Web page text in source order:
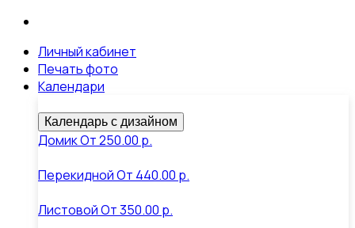
Личный кабинет
Печать фото
Календари
Календарь с дизайном
ДомикОт250.00 р.
ПерекиднойОт 440.00 р.
ЛистовойОт350.00 р.